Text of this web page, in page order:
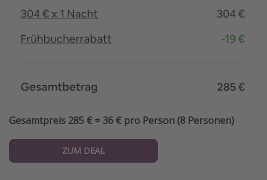
Gesamtpreis 285 € = 36 € pro Person (8 Personen)
ZUM DEAL